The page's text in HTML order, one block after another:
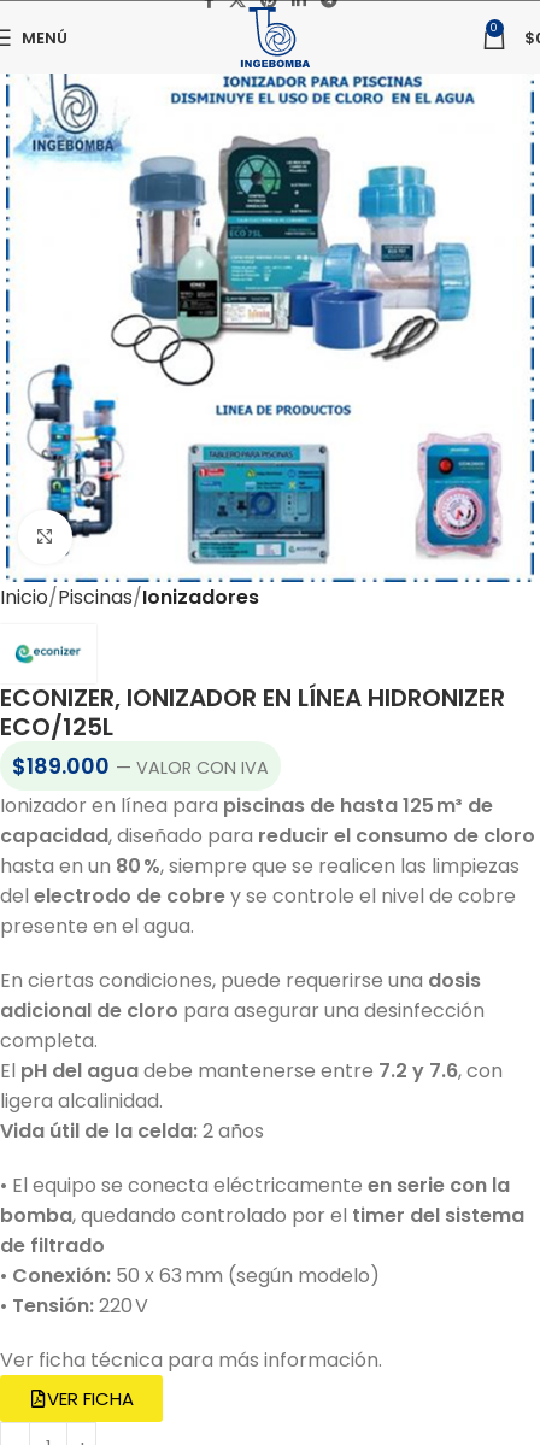
MENÚ 0 $
Haga clic para ampliar
Inicio Piscinas Ionizadores
ECONIZER, IONIZADOR EN LÍNEA HIDRONIZER
ECO/125L
$189.000 — VALOR CON IVA
Ionizador en línea para piscinas de hasta 125 m³ de
capacidad, diseñado para reducir el consumo de cloro
hasta en un 80 %, siempre que se realicen las limpiezas
del electrodo de cobrey se controle el nivel de cobre
presente en el agua.
En ciertas condiciones, puede requerirse una dosis
adicional de cloro para asegurar una desinfección
completa.
El pH del aguadebe mantenerse entre 7.2 y 7.6, con
ligera alcalinidad.
Vida útil de la celda:2 años
• El equipo se conecta eléctricamente en serie con la
bomba, quedando controlado por el timer del sistema
de filtrado
• Conexión: 50 x 63 mm (según modelo)
• Tensión:220 V
Ver ficha técnica para más información.
VER FICHA